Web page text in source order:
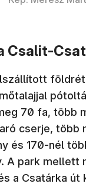
Csalit-
70 fa, több
cserje, több
és 170-nél
A park mellett
a Csatárka út